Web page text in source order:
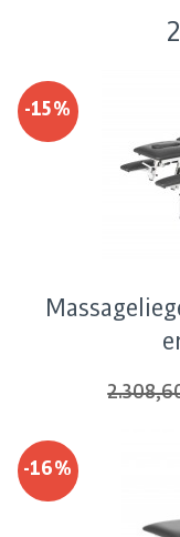
-15%
-16%